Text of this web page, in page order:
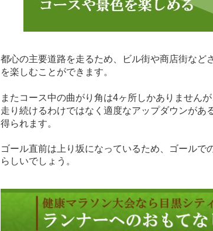
都心の主要道路を走るため、ビル街や商店街など
を楽しむことができます。
またコース中の曲がり角は4ヶ所しかありません
走り続けるわけではなく適度なアップダウンがあ
得られます。
ゴール直前は上り坂になっているため、ゴールで
らしいでしょう。